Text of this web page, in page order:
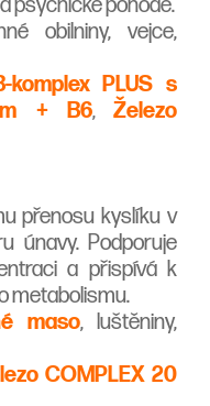
obilniny, vejce,
komplex PLUS s
+ B6,Železo
přenosu kyslíku v
únavy. Podporuje
a přispívá k
metabolismu.
maso, luštěniny,
COMPLEX 20